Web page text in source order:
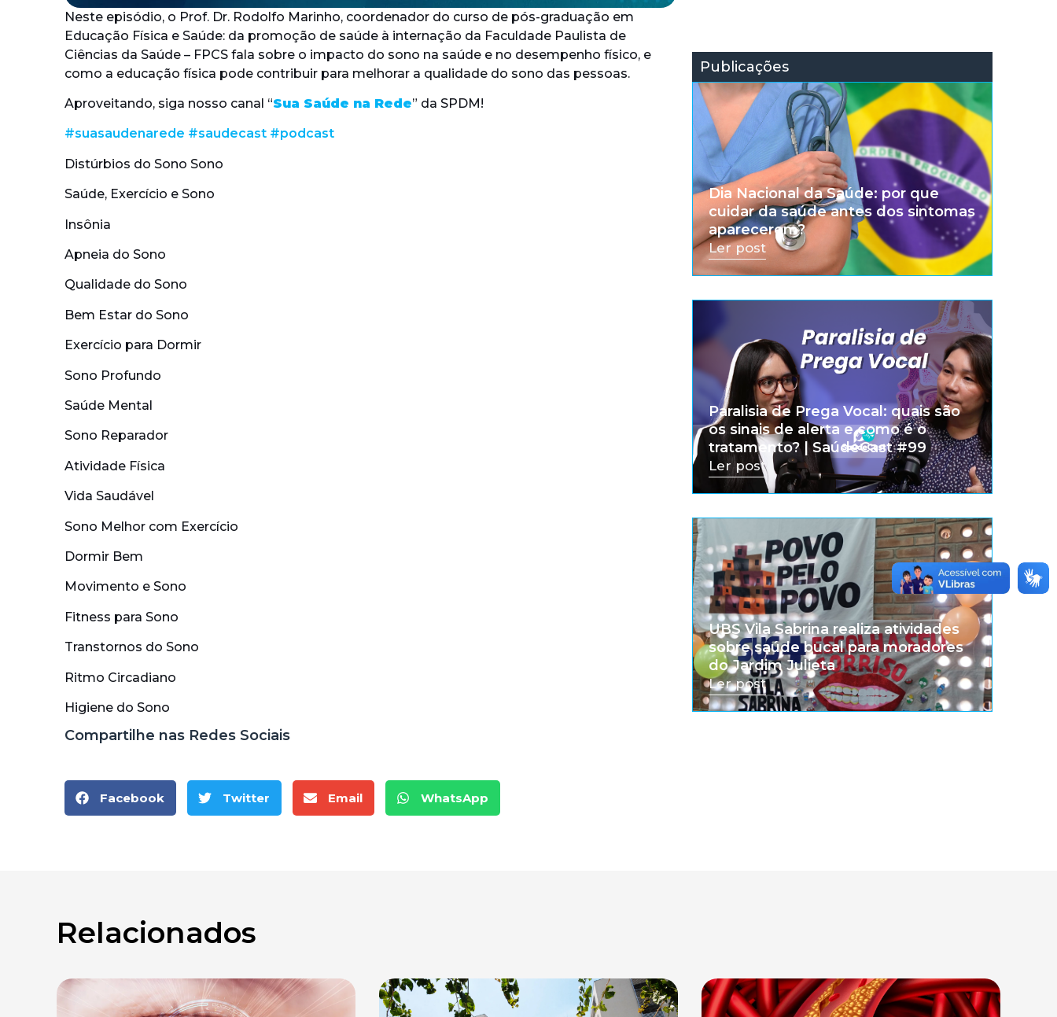
Neste episódio, o Prof. Dr. Rodolfo Marinho, coordenador do curso de pós-graduação em
Educação Física e Saúde: da promoção de saúde à internação da Faculdade Paulista de
Ciências da Saúde – FPCS fala sobre o impacto do sono na saúde e no desempenho físico, e
como a educação física pode contribuir para melhorar a qualidade do sono das pessoas.
Aproveitando, siga nosso canal “Sua Saúde na Rede” da SPDM!
#suasaudenarede #saudecast #podcast
Distúrbios do Sono Sono
Saúde, Exercício e Sono
Insônia
Apneia do Sono
Qualidade do Sono
Bem Estar do Sono
Exercício para Dormir
Sono Profundo
Saúde Mental
Sono Reparador
Atividade Física
Vida Saudável
Sono Melhor com Exercício
Dormir Bem
Movimento e Sono
Fitness para Sono
Transtornos do Sono
Ritmo Circadiano
Higiene do Sono
Compartilhe nas Redes Sociais
Facebook Twitter Email WhatsApp
Publicações
Dia Nacional da Saúde: por que
cuidar da saúde antes dos sintomas
aparecerem?
Ler post
Paralisia de Prega Vocal: quais são
os sinais de alerta e como é o
tratamento? | SaúdeCast #99
Ler post
UBS Vila Sabrina realiza atividades
sobre saúde bucal para moradores
do Jardim Julieta
Ler post
Relacionados